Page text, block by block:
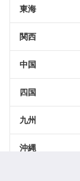
東海
関西
中国
四国
九州
沖縄